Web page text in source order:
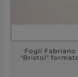
Fogli Fabriano
"Bristol"